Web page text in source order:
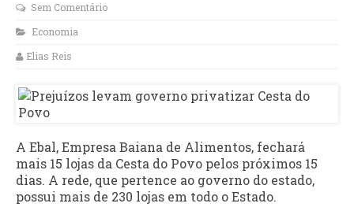
Sem Comentário
Economia
Elias Reis
A Ebal, Empresa Baiana de Alimentos, fechará
mais 15 lojas da Cesta do Povo pelos próximos 15
dias. A rede, que pertence ao governo do estado,
possui mais de 230 lojas em todo o Estado.